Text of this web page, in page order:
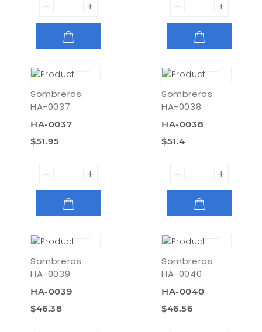
- + - +
Sombreros
HA-0037
HA-0037
$51.95
- +
Sombreros
HA-0038
HA-0038
$51.4
- +
Sombreros
HA-0039
HA-0039
$46.38
Sombreros
HA-0040
HA-0040
$46.56